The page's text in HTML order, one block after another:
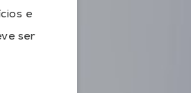
e
ser